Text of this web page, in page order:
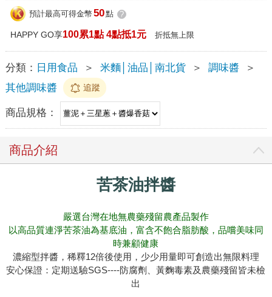
預計最高可得金幣 50點 ?
HAPPY GO享100累1點 4點抵1元 折抵無上限
分類： 日用食品 ＞ 米麵│油品│南北貨 ＞ 調味醬
＞
其他調味醬
追蹤
商品規格：
商品介紹
苦茶油拌醬
嚴選台灣在地無農藥殘留農產品製作
以高品質連淨苦茶油為基底油，富含不飽合脂肪酸，品嚐美味同
時兼顧健康
濃縮型拌醬，稀釋12倍後使用，少少用量即可創造出無限料理
安心保證：定期送驗SGS----防腐劑、黃麴毒素及農藥殘留皆未檢
出